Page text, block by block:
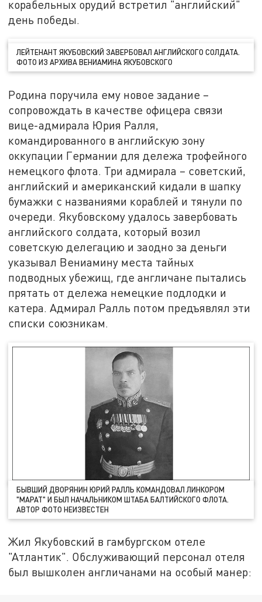
корабельных орудий встретил "английский"
день победы.
ЛЕЙТЕНАНТ ЯКУБОВСКИЙ ЗАВЕРБОВАЛ АНГЛИЙСКОГО СОЛДАТА.
ФОТО ИЗ АРХИВА ВЕНИАМИНА ЯКУБОВСКОГО
Родина поручила ему новое задание –
сопровождать в качестве офицера связи
вице-адмирала Юрия Ралля,
командированного в английскую зону
оккупации Германии для дележа трофейного
немецкого флота. Три адмирала – советский,
английский и американский кидали в шапку
бумажки с названиями кораблей и тянули по
очереди. Якубовскому удалось завербовать
английского солдата, который возил
советскую делегацию и заодно за деньги
указывал Вениамину места тайных
подводных убежищ, где англичане пытались
прятать от дележа немецкие подлодки и
катера. Адмирал Ралль потом предъявлял эти
списки союзникам.
БЫВШИЙ ДВОРЯНИН ЮРИЙ РАЛЛЬ КОМАНДОВАЛ ЛИНКОРОМ
"МАРАТ" И БЫЛ НАЧАЛЬНИКОМ ШТАБА БАЛТИЙСКОГО ФЛОТА.
АВТОР ФОТО НЕИЗВЕСТЕН
Жил Якубовский в гамбургском отеле
"Атлантик". Обслуживающий персонал отеля
был вышколен англичанами на особый манер: